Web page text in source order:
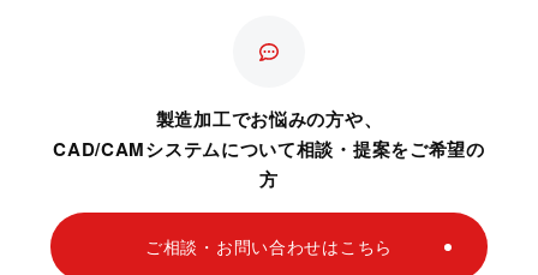
製造加工でお悩みの方や、
CAD/CAMシステムについて相談・提案をご希望の
方
ご相談・お問い合わせはこちら